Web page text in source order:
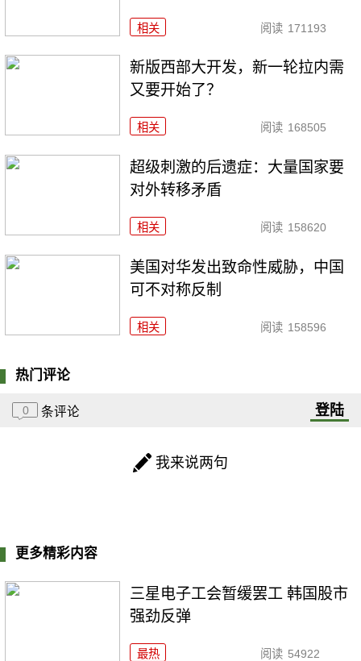
相关 阅读 171193
新版西部大开发，新一轮拉内需
又要开始了？
相关 阅读 168505
超级刺激的后遗症：大量国家要
对外转移矛盾
相关 阅读 158620
美国对华发出致命性威胁，中国
可不对称反制
相关 阅读 158596
热门评论
0 条评论 登陆
我来说两句
更多精彩内容
三星电子工会暂缓罢工 韩国股市
强劲反弹
最热 阅读 54922